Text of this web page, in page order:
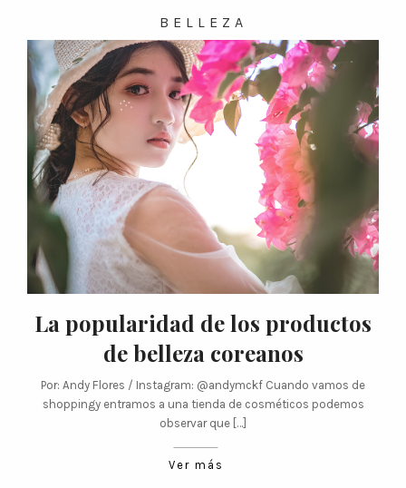
BELLEZA
La popularidad de los productos
de belleza coreanos
Por: Andy Flores / Instagram: @andymckf Cuando vamos de
shoppingy entramos a una tienda de cosméticos podemos
observar que […]
Ver más